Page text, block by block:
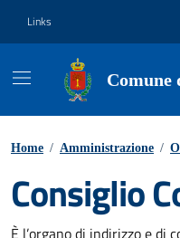
Links
Comune
Home / Amministrazione /
Consiglio
È l’organo di indirizzo e